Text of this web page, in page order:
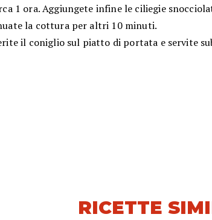
1 ora. Aggiungete infine le ciliegie
la cottura per altri 10 minuti.
il coniglio sul piatto di portata e servite
RICETTE